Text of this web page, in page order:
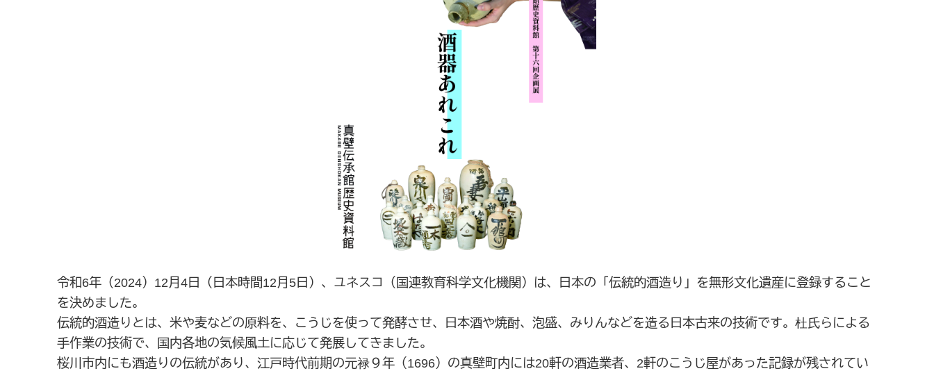
令和6年（2024）12月4日（日本時間12月5日）、ユネスコ（国連教育科学文化機関）は、日本の「伝統的酒造り」を無形文化遺産に登録すること
を決めました。
伝統的酒造りとは、米や麦などの原料を、こうじを使って発酵させ、日本酒や焼酎、泡盛、みりんなどを造る日本古来の技術です。杜氏らによる
手作業の技術で、国内各地の気候風土に応じて発展してきました。
桜川市内にも酒造りの伝統があり、江戸時代前期の元禄９年（1696）の真壁町内には20軒の酒造業者、2軒のこうじ屋があった記録が残されてい